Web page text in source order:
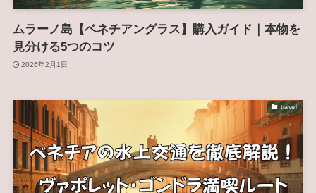
ムラーノ島【ベネチアングラス】購入ガイド｜本物を
見分ける5つのコツ
2026年2月1日
travel